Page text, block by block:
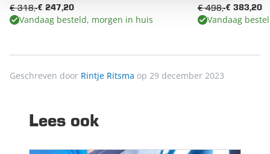
€ 247,20
€ 318,-
Vandaag besteld, morgen in huis
€ 383,20
€ 498,-
Vandaag
Geschreven door Rintje Ritsma op 29 december 2023
Lees ook